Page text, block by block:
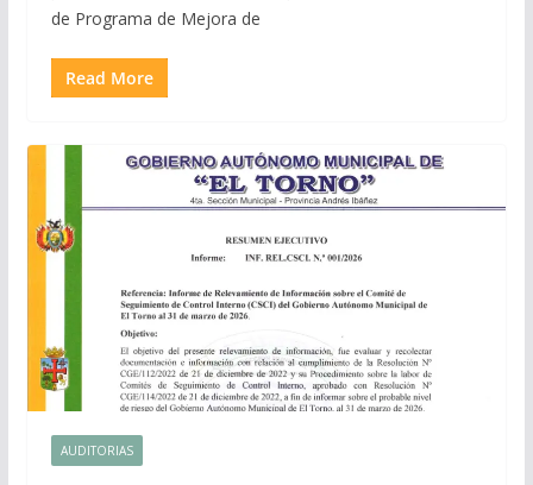
de Programa de Mejora de
Read More
AUDITORIAS